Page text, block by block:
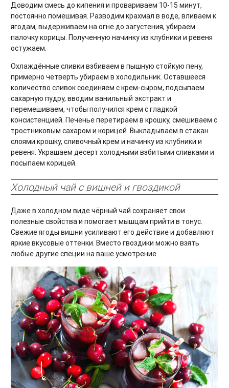
Доводим смесь до кипения и провариваем 10-15 минут,
постоянно помешивая. Разводим крахмал в воде, вливаем к
ягодам, выдерживаем на огне до загустения, убираем
палочку корицы. Полученную начинку из клубники и ревеня
остужаем.
Охлаждённые сливки взбиваем в пышную стойкую пену,
примерно четверть убираем в холодильник. Оставшееся
количество сливок соединяем с крем-сыром, подсыпаем
сахарную пудру, вводим ванильный экстракт и
перемешиваем, чтобы получился крем с гладкой
консистенцией. Печенье перетираем в крошку, смешиваем с
тростниковым сахаром и корицей. Выкладываем в стакан
слоями крошку, сливочный крем и начинку из клубники и
ревеня. Украшаем десерт холодными взбитыми сливками и
посыпаем корицей.
Холодный чай с вишней и гвоздикой
Даже в холодном виде чёрный чай сохраняет свои
полезные свойства и помогает мышцам прийти в тонус.
Свежие ягоды вишни усиливают его действие и добавляют
яркие вкусовые оттенки. Вместо гвоздики можно взять
любые другие специи на ваше усмотрение.